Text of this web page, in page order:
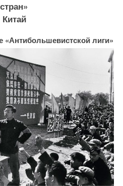
«Антибольшевистской лиги»